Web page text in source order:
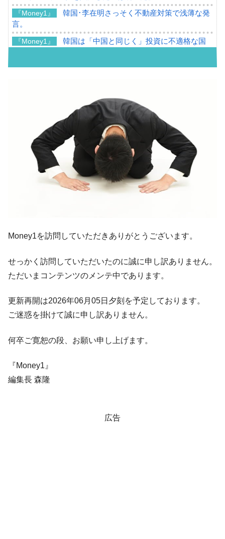
『Money1』
韓国･李在明さっそく不動産対策で浅薄な発
言。
『Money1』
韓国は「中国と同じく」投資に不適格な国
『Money1』
『韓国銀行』が「金の保有量を増やしま
韓国･外為取引量「1日当たり1,214.4億ド
ル」まで拡大 ⇒ 海外資金の動きに強く左右される状態
『Money1』
韓国･帰ってきた李在明。李在明を支持しな
い「50.5％」に上昇
『Money1』
韓国大統領府ボンクラ政策室長が告発され
た ⇒ 国家が行った恐るべき株価操作であり、空前の国政壟
韓国･警察職員が「丸刈りになって抗議活
種は全般的「不調」⇒ PSIが示す現況は決して良くない。
『Money1』
【米韓激突案件】韓国消費者院が『クーパ
『Money1』 韓国で猛暑。南東部では干ばつ
『Money1』
韓国型イージス搭載の次世代駆逐艦
『Money1』
【対日本円】ウォン安が急進！ 日米の協調
『Money1』
は韓国で『BYD』車は売れている。6カ月で対前年同期比
在韓米国大使スティールが着韓！⇒ さっそ
く空港に詰めかけ「出て行け！」「極右勢力」のプラカー
Money1を訪問していただきありがとうございます。
せっかく訪問していただいたのに誠に申し訳ありません。
ただいまコンテンツのメンテ中であります。
更新再開は2026年06月05日夕刻を予定しております。
ご迷惑を掛けて誠に申し訳ありません。
何卒ご寛恕の段、お願い申し上げます。
『Money1』
編集長 森隆
広告